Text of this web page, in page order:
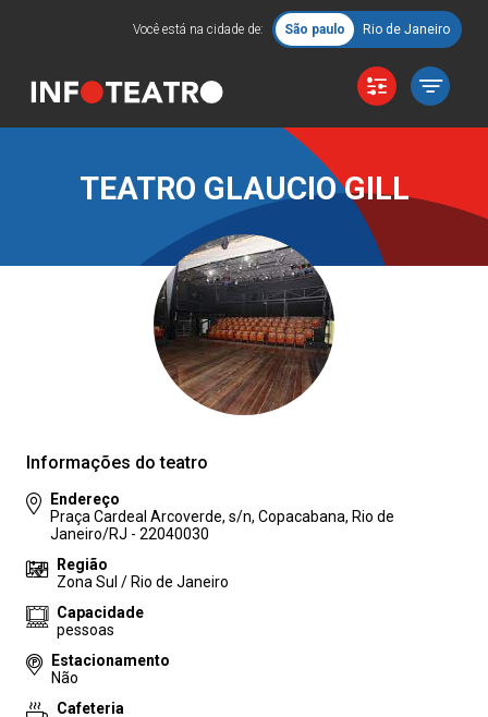
Você está na cidade de: São paulo Rio de Janeiro
TEATRO GLAUCIO GILL
Informações do teatro
Endereço
Praça Cardeal Arcoverde, s/n, Copacabana, Rio de
Janeiro/RJ - 22040030
Região
Zona Sul / Rio de Janeiro
Capacidade
pessoas
Estacionamento
Não
Cafeteria